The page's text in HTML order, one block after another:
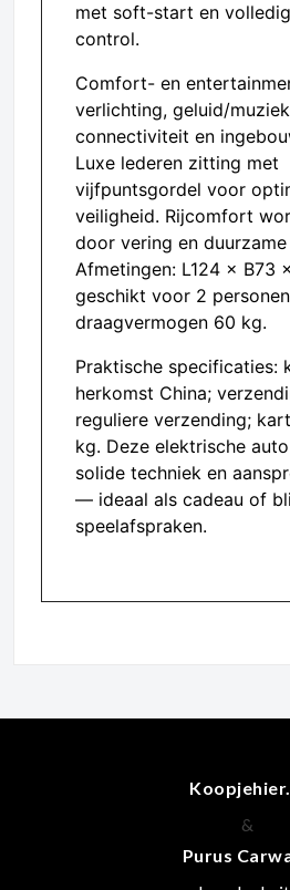
met soft-start en
control.
Comfort- en
verlichting, geluid/
connectiviteit en
Luxe lederen zitting met
vijfpuntsgordel voor
veiligheid. Rijcomfort
door vering en duurzame
Afmetingen: L124 × B73
geschikt voor 2
draagvermogen 60 kg.
Praktische specificaties:
herkomst China;
reguliere verzending;
kg. Deze elektrische
solide techniek en
— ideaal als cadeau of
speelafspraken.
&
Purus